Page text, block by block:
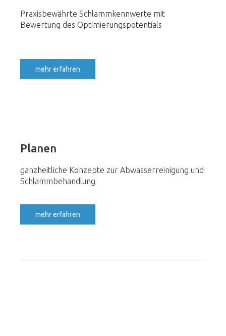
Praxisbewährte Schlammkennwerte mit
Bewertung des Optimierungspotentials
mehr erfahren
Planen
ganzheitliche Konzepte zur Abwasserreinigung und
Schlammbehandlung
mehr erfahren